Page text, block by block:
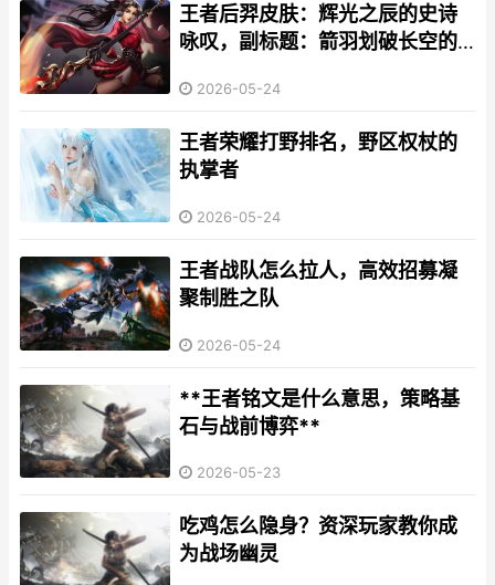
王者后羿皮肤：辉光之辰的史诗
咏叹，副标题：箭羽划破长空的
2026-05-24
王者荣耀打野排名，野区权杖的
执掌者
2026-05-24
王者战队怎么拉人，高效招募凝
聚制胜之队
2026-05-24
**王者铭文是什么意思，策略基
石与战前博弈**
2026-05-23
吃鸡怎么隐身？资深玩家教你成
为战场幽灵